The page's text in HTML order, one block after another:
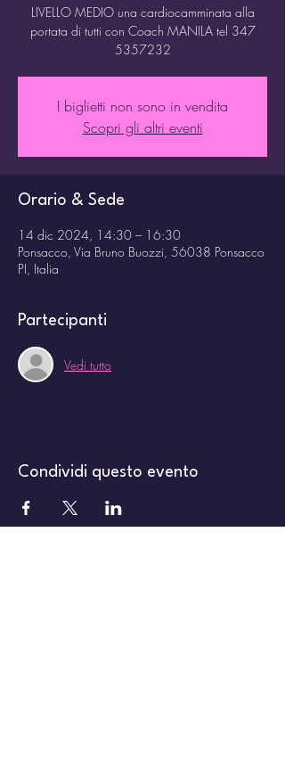
LIVELLO MEDIO una cardiocamminata alla
portata di tutti con Coach MANILA tel 347
5357232
I biglietti non sono in vendita
Scopri gli altri eventi
Orario & Sede
14 dic 2024, 14:30 – 16:30
Ponsacco, Via Bruno Buozzi, 56038 Ponsacco
PI, Italia
Partecipanti
Vedi tutto
Condividi questo evento